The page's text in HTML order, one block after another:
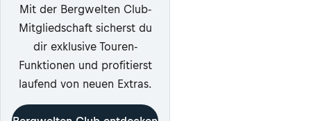
Mit der Bergwelten Club-
Mitgliedschaft sicherst du
dir exklusive Touren-
Funktionen und profitierst
laufend von neuen Extras.